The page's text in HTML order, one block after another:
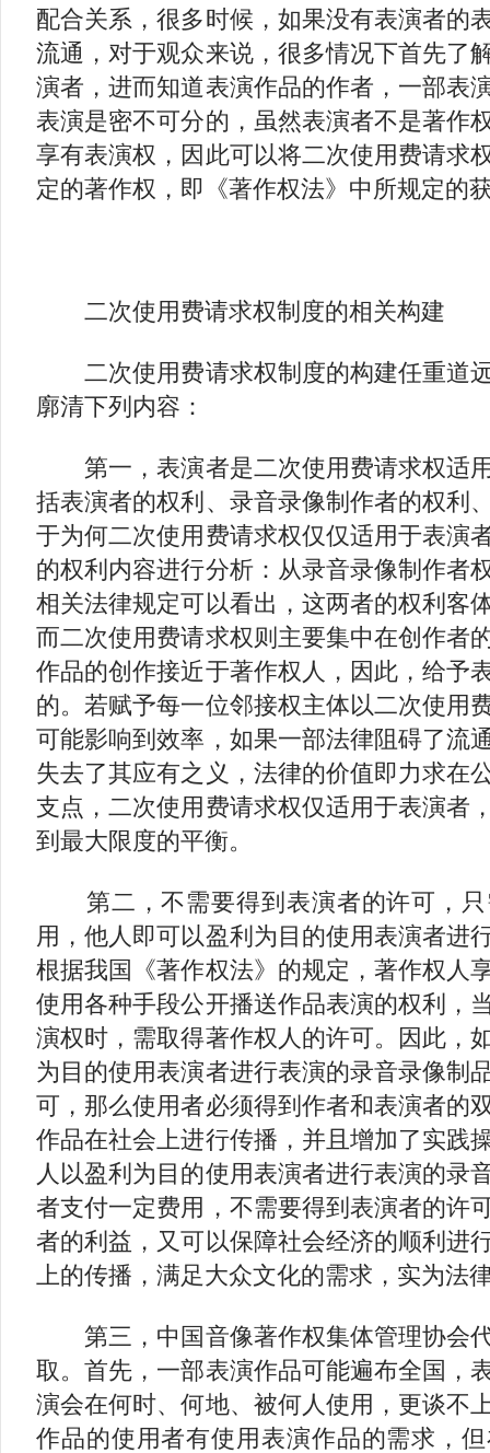
配合关系，很多时候，如果没有表演者的
流通，对于观众来说，很多情况下首先了
演者，进而知道表演作品的作者，一部表
表演是密不可分的，虽然表演者不是著作
享有表演权，因此可以将二次使用费请求
定的著作权，即《著作权法》中所规定的
二次使用费请求权制度的相关构建
二次使用费请求权制度的构建任重道
廓清下列内容：
第一，表演者是二次使用费请求权适
括表演者的权利、录音录像制作者的权利
于为何二次使用费请求权仅仅适用于表演
的权利内容进行分析：从录音录像制作者
相关法律规定可以看出，这两者的权利客
而二次使用费请求权则主要集中在创作者
作品的创作接近于著作权人，因此，给予
的。若赋予每一位邻接权主体以二次使用
可能影响到效率，如果一部法律阻碍了流
失去了其应有之义，法律的价值即力求在
支点，二次使用费请求权仅适用于表演者
到最大限度的平衡。
第二，不需要得到表演者的许可，只
用，他人即可以盈利为目的使用表演者进
根据我国《著作权法》的规定，著作权人
使用各种手段公开播送作品表演的权利，
演权时，需取得著作权人的许可。因此，
为目的使用表演者进行表演的录音录像制
可，那么使用者必须得到作者和表演者的
作品在社会上进行传播，并且增加了实践
人以盈利为目的使用表演者进行表演的录
者支付一定费用，不需要得到表演者的许
者的利益，又可以保障社会经济的顺利进
上的传播，满足大众文化的需求，实为法
第三，中国音像著作权集体管理协会
取。首先，一部表演作品可能遍布全国，
演会在何时、何地、被何人使用，更谈不
作品的使用者有使用表演作品的需求，